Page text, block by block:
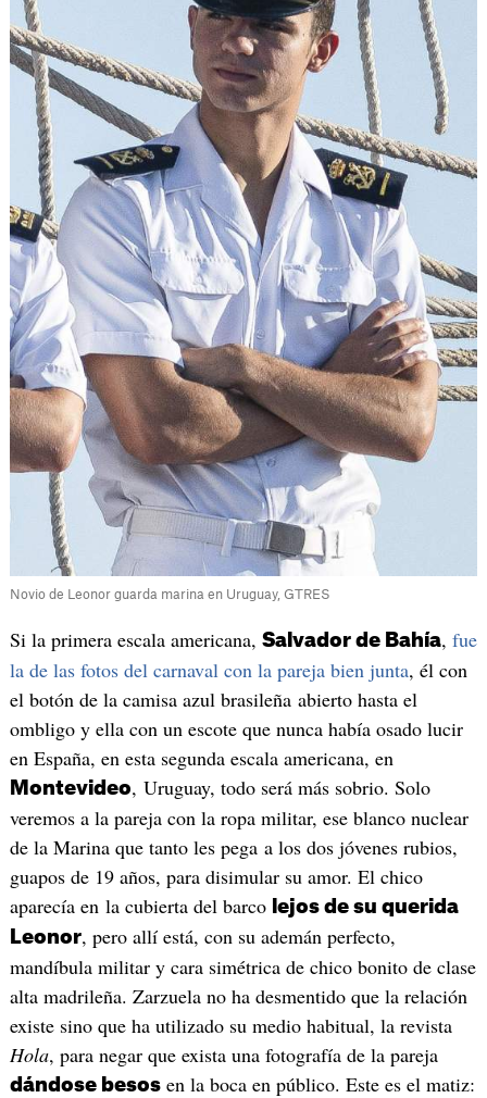
Novio de Leonor guarda marina en Uruguay, GTRES
Si la primera escala americana, Salvador de Bahía, fue
la de las fotos del carnaval con la pareja bien junta, él con
el botón de la camisa azul brasileña abierto hasta el
ombligo y ella con un escote que nunca había osado lucir
en España, en esta segunda escala americana, en
Montevideo, Uruguay, todo será más sobrio. Solo
veremos a la pareja con la ropa militar, ese blanco nuclear
de la Marina que tanto les pega a los dos jóvenes rubios,
guapos de 19 años, para disimular su amor. El chico
aparecía en la cubierta del barco lejos de su querida
Leonor, pero allí está, con su ademán perfecto,
mandíbula militar y cara simétrica de chico bonito de clase
alta madrileña. Zarzuela no ha desmentido que la relación
existe sino que ha utilizado su medio habitual, la revista
Hola, para negar que exista una fotografía de la pareja
dándose besosen la boca en público. Este es el matiz: